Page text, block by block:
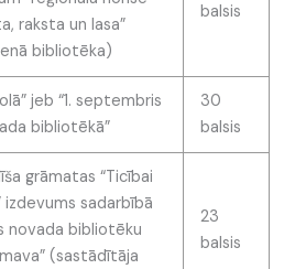
raksta un lasa”
bibliotēka)
balsis
jeb “1. septembris
bibliotēkā”
30
balsis
grāmatas “Ticībai
izdevums sadarbībā
novada bibliotēku
(sastādītāja
23
balsis